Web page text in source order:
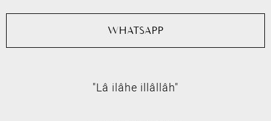
WHATSAPP
"Lâ ilâhe illâllâh"